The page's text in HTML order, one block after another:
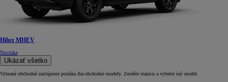
Hilux MHEV
Novinka
Ukázať všetko
Vybrané obchodné zastúpenie ponúka iba obchodné modely. Zmeňte stanicu a vyberte iný model.